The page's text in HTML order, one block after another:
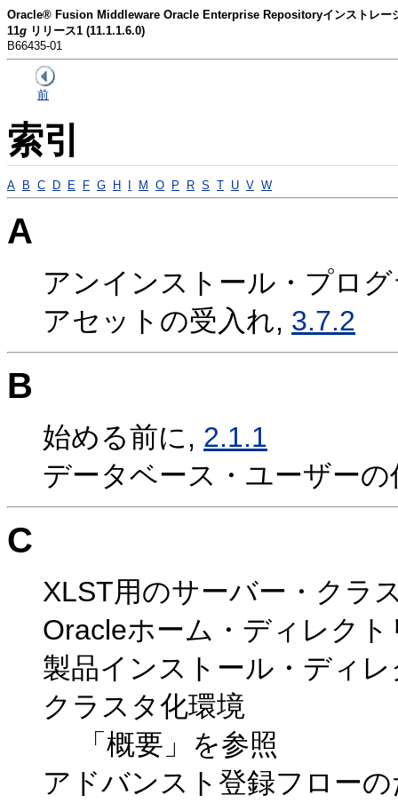
Oracle® Fusion Middleware Oracle Enterprise Repositoryインストレー
11g リリース1 (11.1.1.6.0)
B66435-01
前
索引
A B C D E F G H M O P R S T U V W
A
アンインストール・プロ
アセットの受入れ, 3.7.2
B
始める前に, 2.1.1
データベース・ユーザー
C
XLST用のサーバー・クラ
Oracleホーム・ディレク
製品インストール・ディ
クラスタ化環境
「概要」を参照
アドバンスト登録フロー